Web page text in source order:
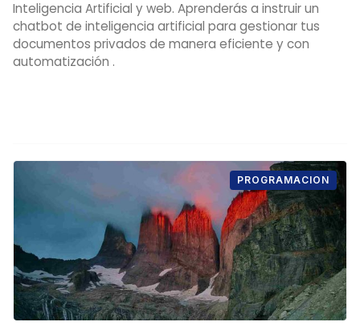
Inteligencia Artificial y web. Aprenderás a instruir un
chatbot de inteligencia artificial para gestionar tus
documentos privados de manera eficiente y con
automatización .
PROGRAMACION